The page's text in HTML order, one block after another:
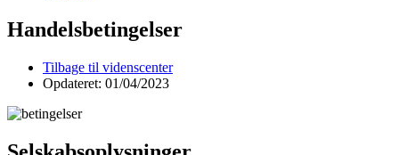
Handelsbetingelser
Tilbage til videnscenter
Opdateret: 01/04/2023